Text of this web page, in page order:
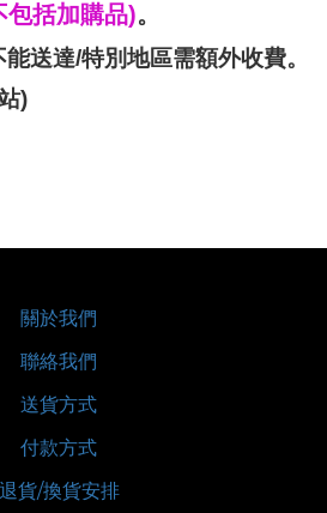
包括加購品)。
送達/特別地區需額外收費。
)
關於我們
聯絡我們
送貨方式
付款方式
退貨/換貨安排